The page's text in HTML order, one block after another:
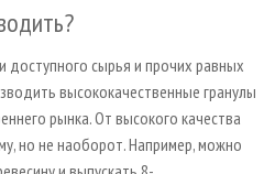
доступного сырья и прочих равных
высококачественные гранулы
рынка. От высокого качества
но не наоборот. Например, можно